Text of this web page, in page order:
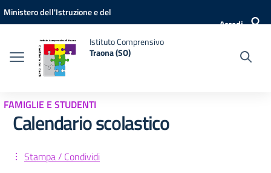
Vai ai contenuti
Vai al menu di navigazione
Vai al footer
Ministero dell'Istruzione e del
Accedi
Istituto Comprensivo
Traona (SO)
FAMIGLIE E STUDENTI
Calendario scolastico
Stampa / Condividi